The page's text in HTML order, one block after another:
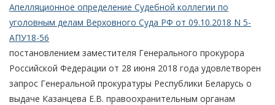
Апелляционное определение Судебной коллегии по
уголовным делам Верховного Суда РФ от 09.10.2018 N 5-
АПУ18-56
постановлением заместителя Генерального прокурора
Российской Федерации от 28 июня 2018 года удовлетворен
запрос Генеральной прокуратуры Республики Беларусь о
выдаче Казанцева Е.В. правоохранительным органам